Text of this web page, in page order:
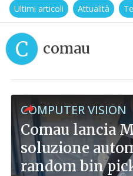
Ultimi articoli Attualità
C comau
COMPUTER VISION
Comau lancia
soluzione
random bin